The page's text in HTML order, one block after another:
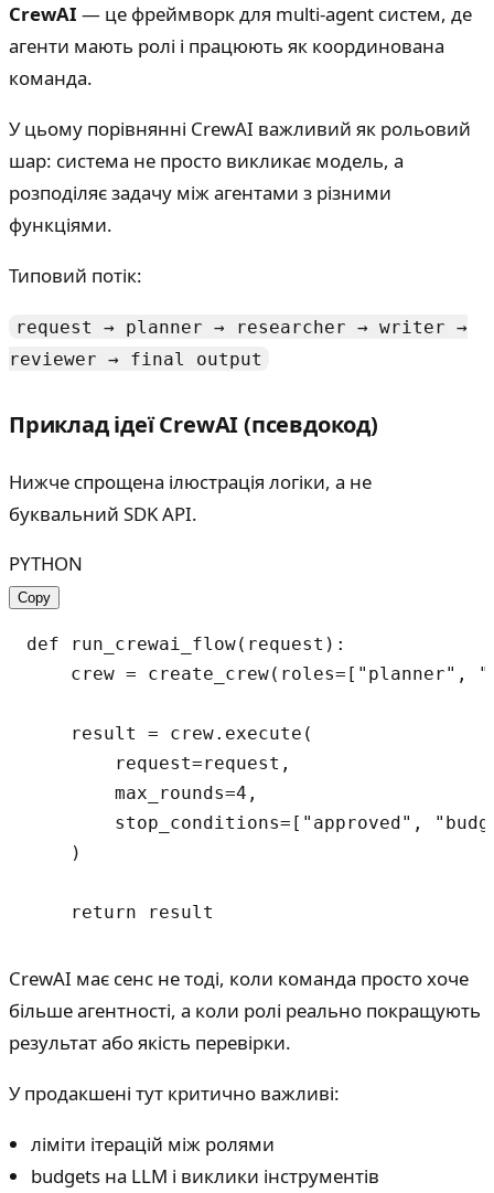
CrewAI — це фреймворк для multi-agent систем, де
агенти мають ролі і працюють як координована
команда.
У цьому порівнянні CrewAI важливий як рольовий
шар: система не просто викликає модель, а
розподіляє задачу між агентами з різними
функціями.
Типовий потік:
request → planner → researcher → writer →
reviewer → final output
Приклад ідеї CrewAI (псевдокод)
Нижче спрощена ілюстрація логіки, а не
буквальний SDK API.
PYTHON
Copy
def run_crewai_flow(request):
crew = create_crew(roles=["planner",
    result = crew.execute(
        request=request,
        max_rounds=4,
stop_conditions=["approved",
    )
CrewAI має сенс не тоді, коли команда просто хоче
більше агентності, а коли ролі реально покращують
результат або якість перевірки.
У продакшені тут критично важливі:
ліміти ітерацій між ролями
budgets на LLM і виклики інструментів